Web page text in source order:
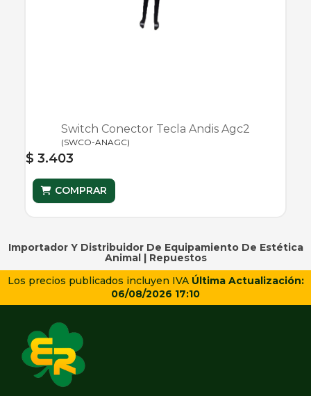
Switch Conector Tecla Andis Agc2
(SWCO-ANAGC)
$ 3.403
COMPRAR
Importador Y Distribuidor De Equipamiento De Estética
Animal | Repuestos
Los precios publicados incluyen IVA Última Actualización:
06/08/2026 17:10